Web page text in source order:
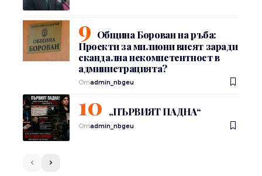
Община Борован на ръба:
Проекти за милиони висят заради
скандална некомпетентност в
администрацията?
Отadmin_nbgeu
„ПЪРВИЯТ ПАДНА“
Отadmin_nbgeu